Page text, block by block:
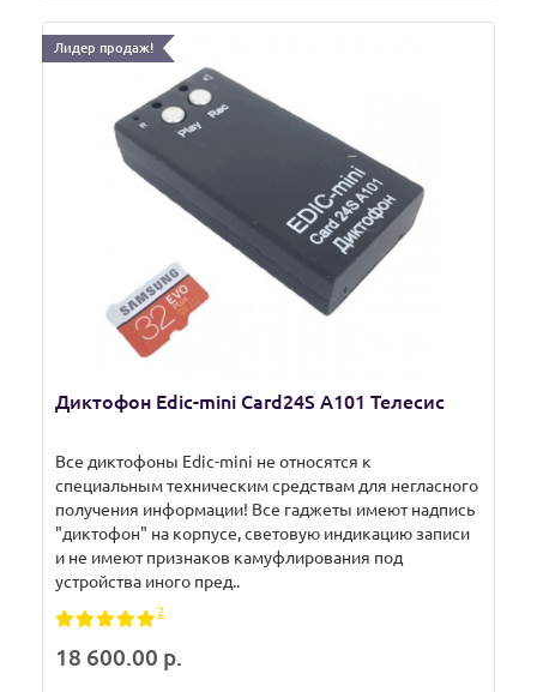
Лидер продаж!
Диктофон Edic-mini Card24S A101 Телесис
Все диктофоны Edic-mini не относятся к
специальным техническим средствам для негласного
получения информации! Все гаджеты имеют надпись
"диктофон" на корпусе, световую индикацию записи
и не имеют признаков камуфлирования под
устройства иного пред..
2
18 600.00 р.